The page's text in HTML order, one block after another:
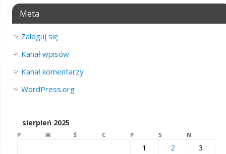
Meta
Zaloguj się
Kanał wpisów
Kanał komentarzy
WordPress.org
sierpień 2025
P W Ś C P S N
1 2
3